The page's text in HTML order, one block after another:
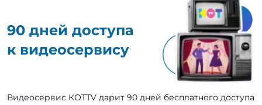
90 дней доступа
к видеосервису
Видеосервис КОТТV дарит 90 дней бесплатного доступа